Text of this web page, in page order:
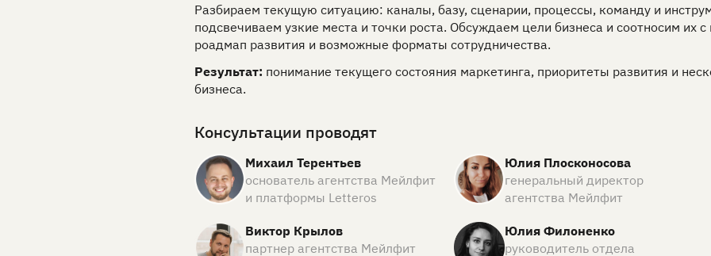
Разбираем текущую ситуацию: каналы, базу, сценарии, процессы, команду и
подсвечиваем узкие места и точки роста. Обсуждаем цели бизнеса и соотносим
роадмап развития и возможные форматы сотрудничества.
Результат: понимание текущего состояния маркетинга, приоритеты развития и
бизнеса.
Консультации проводят
Михаил Терентьев
основатель агентства Мейлфит
и платформы Letteros
Юлия Плосконосова
генеральный директор
агентства Мейлфит
Виктор Крылов
партнер агентства Мейлфит
Юлия Филоненко
руководитель отдела